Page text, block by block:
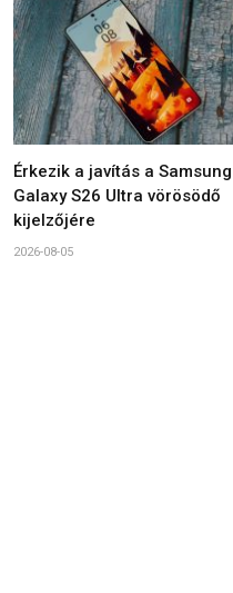
Érkezik a javítás a Samsung
Galaxy S26 Ultra vörösödő
kijelzőjére
2026-08-05